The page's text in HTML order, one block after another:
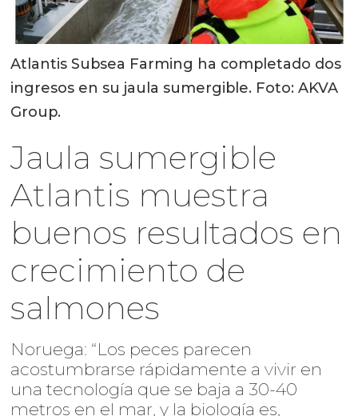
Atlantis Subsea Farming ha completado dos
ingresos en su jaula sumergible. Foto: AKVA
Group.
Jaula sumergible
Atlantis muestra
buenos resultados en
crecimiento de
salmones
Noruega: “Los peces parecen
acostumbrarse rápidamente a vivir en
una tecnología que se baja a 30-40
metros en el mar, y la biología es,